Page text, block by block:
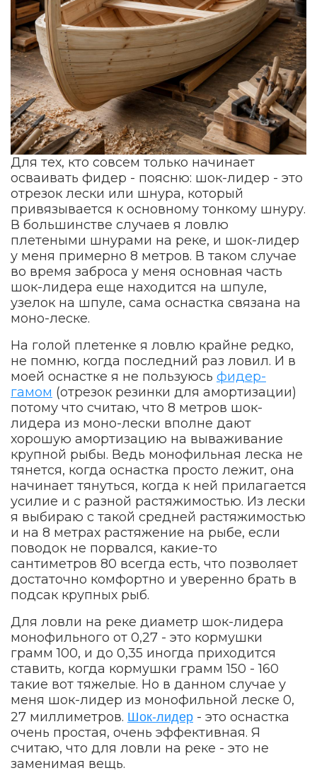
Для тех, кто совсем только начинает
осваивать фидер - поясню: шок-лидер - это
отрезок лески или шнура, который
привязывается к основному тонкому шнуру.
В большинстве случаев я ловлю
плетеными шнурами на реке, и шок-лидер
у меня примерно 8 метров. В таком случае
во время заброса у меня основная часть
шок-лидера еще находится на шпуле,
узелок на шпуле, сама оснастка связана на
моно-леске.
На голой плетенке я ловлю крайне редко,
не помню, когда последний раз ловил. И в
моей оснастке я не пользуюсь фидер-
гамом (отрезок резинки для амортизации)
потому что считаю, что 8 метров шок-
лидера из моно-лески вполне дают
хорошую амортизацию на вываживание
крупной рыбы. Ведь монофильная леска не
тянется, когда оснастка просто лежит, она
начинает тянуться, когда к ней прилагается
усилие и с разной растяжимостью. Из лески
я выбираю с такой средней растяжимостью
и на 8 метрах растяжение на рыбе, если
поводок не порвался, какие-то
сантиметров 80 всегда есть, что позволяет
достаточно комфортно и уверенно брать в
подсак крупных рыб.
Для ловли на реке диаметр шок-лидера
монофильного от 0,27 - это кормушки
грамм 100, и до 0,35 иногда приходится
ставить, когда кормушки грамм 150 - 160
такие вот тяжелые. Но в данном случае у
меня шок-лидер из монофильной леске 0,
27 миллиметров. Шок-лидер - это оснастка
очень простая, очень эффективная. Я
считаю, что для ловли на реке - это не
заменимая вещь.